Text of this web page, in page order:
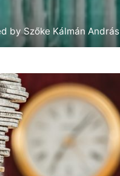
by Szőke Kálmán András